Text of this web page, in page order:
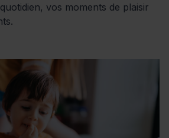
vos moments de plaisir